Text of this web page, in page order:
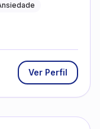
Ver Perfil